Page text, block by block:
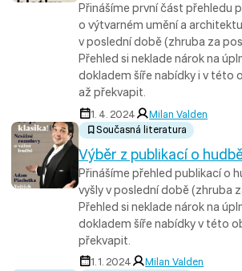
Přinášíme první část přehledu
o výtvarném umění a
v poslední době (zhruba za
Přehled si neklade nárok na
dokladem šíře nabídky i v této
až překvapit.
1. 4. 2024
Milan Valden
Současná literatura
Výběr z publikací o
Přinášíme přehled publikací o
vyšly v poslední době (zhruba
Přehled si neklade nárok na
dokladem šíře nabídky v této
překvapit.
1. 1. 2024
Milan Valden